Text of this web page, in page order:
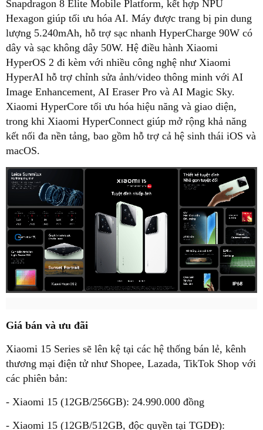
Snapdragon 8 Elite Mobile Platform, kết hợp NPU
Hexagon giúp tối ưu hóa AI. Máy được trang bị pin dung
lượng 5.240mAh, hỗ trợ sạc nhanh HyperCharge 90W có
dây và sạc không dây 50W. Hệ điều hành Xiaomi
HyperOS 2 đi kèm với nhiều công nghệ như Xiaomi
HyperAI hỗ trợ chỉnh sửa ảnh/video thông minh với AI
Image Enhancement, AI Eraser Pro và AI Magic Sky.
Xiaomi HyperCore tối ưu hóa hiệu năng và giao diện,
trong khi Xiaomi HyperConnect giúp mở rộng khả năng
kết nối đa nền tảng, bao gồm hỗ trợ cả hệ sinh thái iOS và
macOS.
Giá bán và ưu đãi
Xiaomi 15 Series sẽ lên kệ tại các hệ thống bán lẻ, kênh
thương mại điện tử như Shopee, Lazada, TikTok Shop với
các phiên bản:
- Xiaomi 15 (12GB/256GB): 24.990.000 đồng
- Xiaomi 15 (12GB/512GB, độc quyền tại TGDĐ):